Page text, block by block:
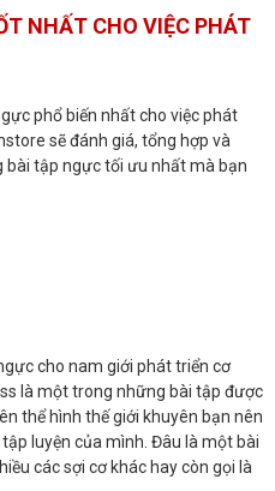
NHẤT CHO VIỆC PHÁT
phổ biến nhất cho việc phát
sẽ đánh giá, tổng hợp và
bài tập ngực tối ưu nhất mà bạn
cho nam giới phát triển cơ
là một trong những bài tập được
thể hình thế giới khuyên bạn nên
luyện của mình. Đâu là một bài
các sợi cơ khác hay còn gọi là